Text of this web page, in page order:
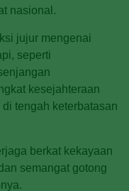
nasional.
jujur mengenai
seperti
kesejahteraan
tengah keterbatasan
berkat kekayaan
semangat gotong